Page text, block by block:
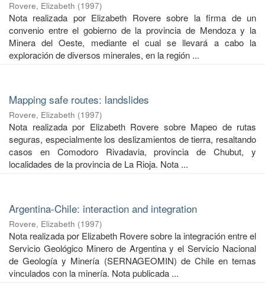
Rovere, Elizabeth (1997)
Nota realizada por Elizabeth Rovere sobre la firma de un
convenio entre el gobierno de la provincia de Mendoza y la
Minera del Oeste, mediante el cual se llevará a cabo la
exploración de diversos minerales, en la región ...
Mapping safe routes: landslides
Rovere, Elizabeth (1997)
Nota realizada por Elizabeth Rovere sobre Mapeo de rutas
seguras, especialmente los deslizamientos de tierra, resaltando
casos en Comodoro Rivadavia, provincia de Chubut, y
localidades de la provincia de La Rioja. Nota ...
Argentina-Chile: interaction and integration
Rovere, Elizabeth (1997)
Nota realizada por Elizabeth Rovere sobre la integración entre el
Servicio Geológico Minero de Argentina y el Servicio Nacional
de Geología y Minería (SERNAGEOMIN) de Chile en temas
vinculados con la minería. Nota publicada ...